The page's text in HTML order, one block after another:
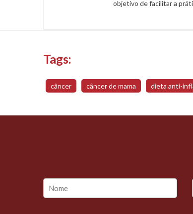
objetivo de facilitar a
Tags:
câncer câncer de mama dieta anti-